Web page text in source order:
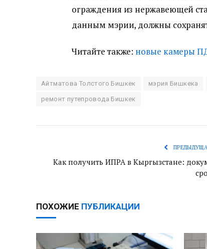
ограждения из нержавеющей
данным мэрии, должны
Читайте также: новые камеры
Айтматова Толстого Бишкек мэрия Бишкека
ремонт путепровода Бишкек
Как получить ИПРА в Кыргызстане:
ПОХОЖИЕ ПУБЛИКАЦИИ